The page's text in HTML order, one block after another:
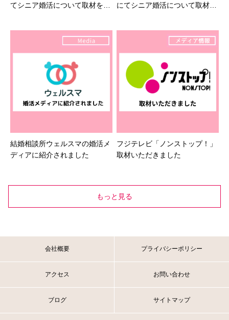
てシニア婚活について取材を受
にてシニア婚活について取材を
結婚相談所ウェルスマの婚活メ
ディアに紹介されました
フジテレビ「ノンストップ！」
取材いただきました
もっと見る
会社概要 プライバシーポリシー
アクセス お問い合わせ
ブログ サイトマップ